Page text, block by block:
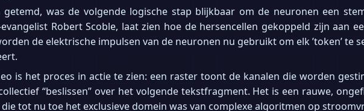
getemd, was de volgende logische stap blijkbaar om de neuronen een
Robert Scoble, laat zien hoe de hersencellen gekoppeld zijn aan
de elektrische impulsen van de neuronen nu gebruikt om elk ’token’ te
is het proces in actie te zien: een raster toont de kanalen die worden
“beslissen” over het volgende tekstfragment. Het is een rauwe,
tot nu toe het exclusieve domein was van complexe algoritmen op